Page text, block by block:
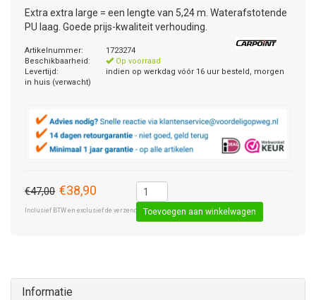
Extra extra large = een lengte van 5,24 m. Waterafstotende
PU laag. Goede prijs-kwaliteit verhouding.
Artikelnummer:
1723274
Beschikbaarheid:
Op voorraad
Levertijd:
indien op werkdag vóór 16 uur besteld, morgen
in huis (verwacht)
€47,00 €38,90
Inclusief BTW en exclusief de verzendkosten € 8,50 (standaard pakket).
Toevoegen aan winkelwagen
Informatie